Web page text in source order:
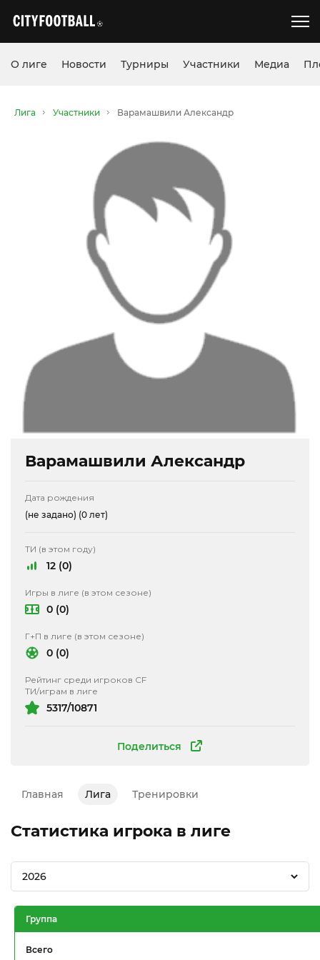
О лиге Новости Турниры Участники Медиа
Лига Участники Варамашвили Александр
Варамашвили Александр
Поделиться
Дата рождения
(не задано) (0 лет)
ТИ (в этом году)
12 (0)
Игры в лиге (в этом сезоне)
0 (0)
Г+П в лиге (в этом сезоне)
0 (0)
Рейтинг среди игроков CF
ТИ/играм в лиге
5317/10871
Главная Лига Тренировки
Статистика игрока в лиге
2026
Группа
Всего